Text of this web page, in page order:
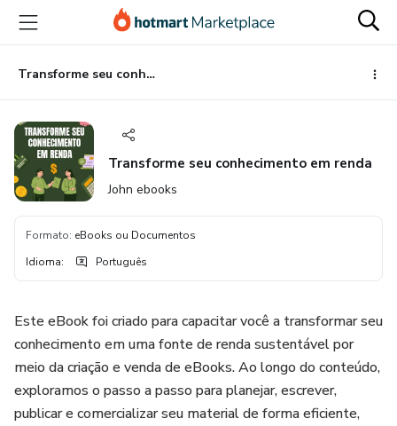
para
conteúdo
principal
para
pagamento
para
rodapé
Transforme seu conhecimento em renda
Transforme seu conhecimento em renda
John ebooks
Formato: eBooks ou Documentos
Idioma: Português
Este eBook foi criado para capacitar você a transformar seu
conhecimento em uma fonte de renda sustentável por
meio da criação e venda de eBooks. Ao longo do conteúdo,
exploramos o passo a passo para planejar, escrever,
publicar e comercializar seu material de forma eficiente,